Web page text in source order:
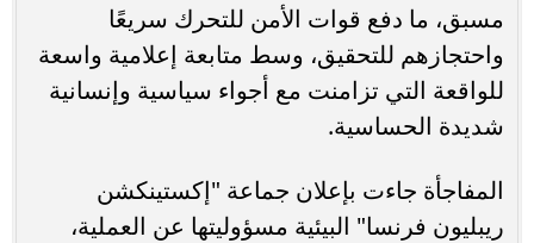
مسبق، ما دفع قوات الأمن للتحرك سريعًا
واحتجازهم للتحقيق، وسط متابعة إعلامية واسعة
للواقعة التي تزامنت مع أجواء سياسية وإنسانية
شديدة الحساسية.
المفاجأة جاءت بإعلان جماعة "إكستينكشن
ريبليون فرنسا" البيئية مسؤوليتها عن العملية،